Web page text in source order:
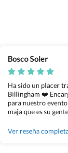
Bosco Soler
Ha sido un placer
Billingham ❤️
para nuestro
maja que es su
100%
Ver reseña